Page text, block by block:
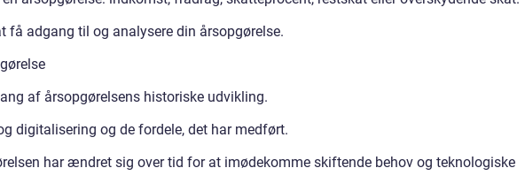
få adgang til og analysere din årsopgørelse.
af årsopgørelsens historiske udvikling.
digitalisering og de fordele, det har medført.
har ændret sig over tid for at imødekomme skiftende behov og teknologiske